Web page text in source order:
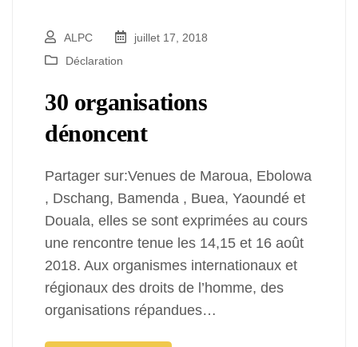
ALPC
juillet 17, 2018
Déclaration
30 organisations
dénoncent
Partager sur:Venues de Maroua, Ebolowa
, Dschang, Bamenda , Buea, Yaoundé et
Douala, elles se sont exprimées au cours
une rencontre tenue les 14,15 et 16 août
2018. Aux organismes internationaux et
régionaux des droits de l’homme, des
organisations répandues…